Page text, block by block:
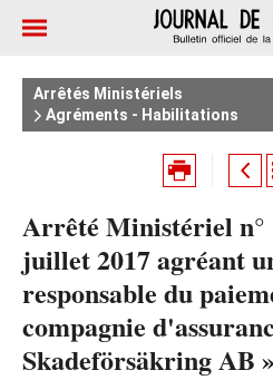
Arrêtés Ministériels
Agréments - Habilitations
Arrêté Ministériel n°
juillet 2017 agréant
responsable du
compagnie
Skadeförsäkring AB